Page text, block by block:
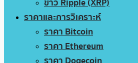
ราคาและการวิเคราะห์
ราคา Bitcoin
ราคา Ethereum